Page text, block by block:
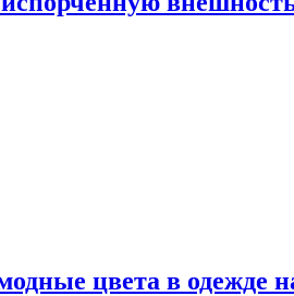
цвета в одежде